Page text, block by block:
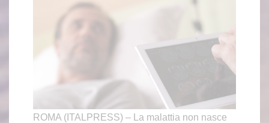
ROMA (ITALPRESS) – La malattia non nasce